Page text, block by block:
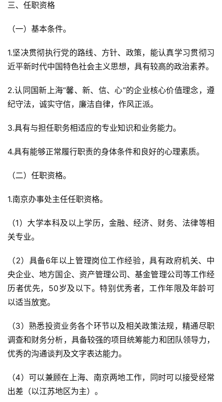
三、任职资格
（一）基本条件。
1.坚决贯彻执行党的路线、方针、政策，能认真学习贯彻习
近平新时代中国特色社会主义思想，具有较高的政治素养。
2.认同国新上海“馨、新、信、心”的企业核心价值理念，遵
纪守法，诚实守信，廉洁自律，作风正派。
3.具有与担任职务相适应的专业知识和业务能力。
4.具有能够正常履行职责的身体条件和良好的心理素质。
（二）任职资格。
1.南京办事处主任任职资格。
（1）大学本科及以上学历，金融、经济、财务、法律等相
关专业。
（2）具备6年以上管理岗位工作经验，具有政府机关、中
央企业、地方国企、资产管理公司、基金管理公司等工作经
历者优先，50岁及以下。特别优秀者，工作年限及年龄可
以适当放宽。
（3）熟悉投资业务各个环节以及相关政策法规，精通尽职
调查和财务分析，具备较强的项目统筹能力和团队领导力，
优秀的沟通谈判及文字表达能力。
（4）可以兼顾在上海、南京两地工作，同时可以接受经常
出差（以江苏地区为主）。